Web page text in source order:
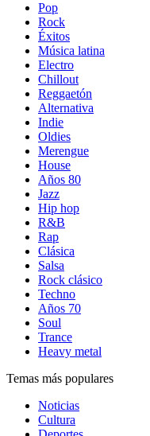
Pop
Rock
Éxitos
Música latina
Electro
Chillout
Reggaetón
Alternativa
Indie
Oldies
Merengue
House
Años 80
Jazz
Hip hop
R&B
Rap
Clásica
Salsa
Rock clásico
Techno
Años 70
Soul
Trance
Heavy metal
Temas más populares
Noticias
Cultura